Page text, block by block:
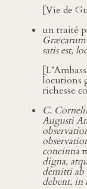
[Vie de
un traité
satis est,
locutions
richesse
C.
Augusti
concinna
digna,
demitti ab
debent, in